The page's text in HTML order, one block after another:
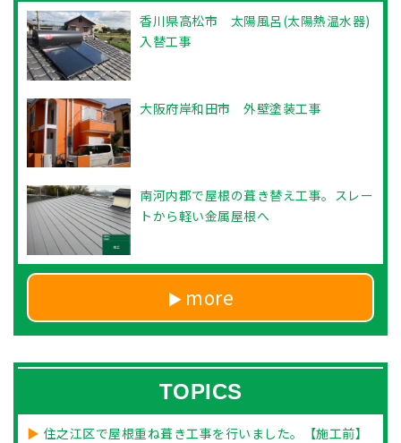
香川県高松市 太陽風呂(太陽熱温水器)
入替工事
大阪府岸和田市 外壁塗装工事
南河内郡で屋根の葺き替え工事。スレー
トから軽い金属屋根へ
more
TOPICS
住之江区で屋根重ね葺き工事を行いました。【施工前】